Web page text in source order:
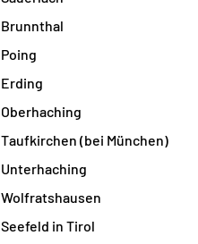
Brunnthal
Poing
Erding
Oberhaching
Taufkirchen (bei München)
Unterhaching
Wolfratshausen
Seefeld in Tirol